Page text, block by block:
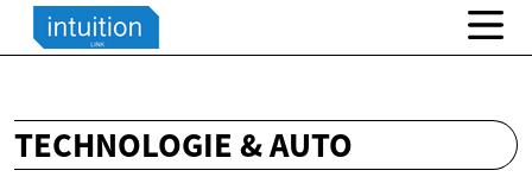
TECHNOLOGIE & AUTO